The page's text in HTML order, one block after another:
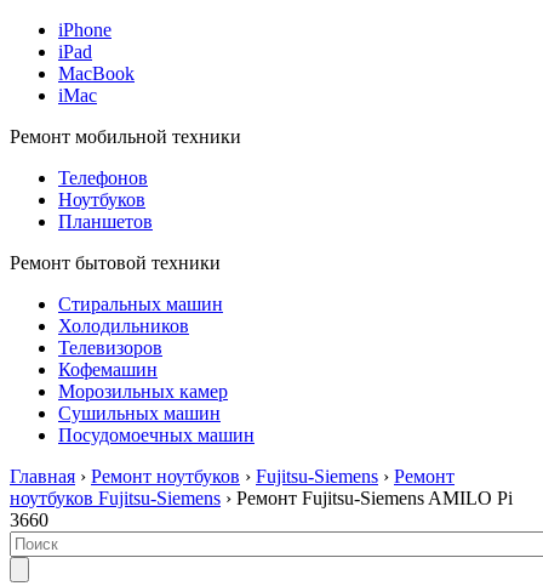
iPhone
iPad
MacBook
iMac
Ремонт мобильной техники
Телефонов
Ноутбуков
Планшетов
Ремонт бытовой техники
Стиральных машин
Холодильников
Телевизоров
Кофемашин
Морозильных камер
Сушильных машин
Посудомоечных машин
Главная › Ремонт ноутбуков › Fujitsu-Siemens › Ремонт
ноутбуков Fujitsu-Siemens › Ремонт Fujitsu-Siemens AMILO Pi
3660